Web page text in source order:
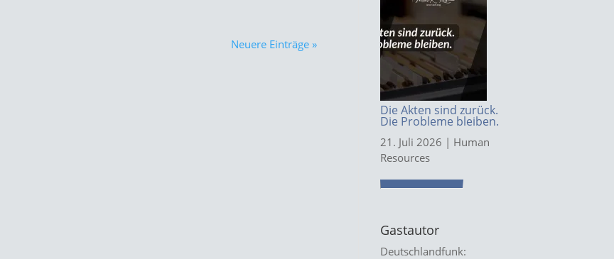
Neuere Einträge »
Die Akten sind zurück.
Die Probleme bleiben.
21. Juli 2026 | Human
Resources
Gastautor
Deutschlandfunk: